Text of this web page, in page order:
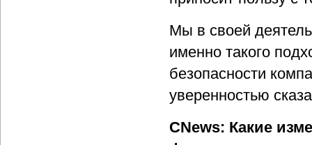
Мы в своей
именно такого
безопасности
уверенностью
CNews: Какие